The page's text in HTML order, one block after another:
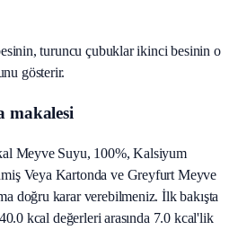
turuncu çubuklar ikinci besinin o
gösterir.
makalesi
Meyve Suyu, 100%, Kalsiyum
Veya Kartonda ve Greyfurt Meyve
doğru karar verebilmeniz. İlk bakışta
kcal değerleri arasında 7.0 kcal'lik